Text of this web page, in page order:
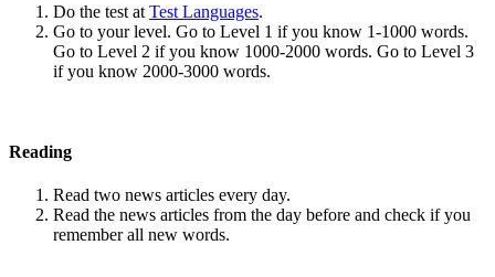
Do the test at Test Languages.
Go to your level. Go to Level 1 if you know 1-1000 words.
Go to Level 2 if you know 1000-2000 words. Go to Level 3
if you know 2000-3000 words.
Reading
Read two news articles every day.
Read the news articles from the day before and check if you
remember all new words.